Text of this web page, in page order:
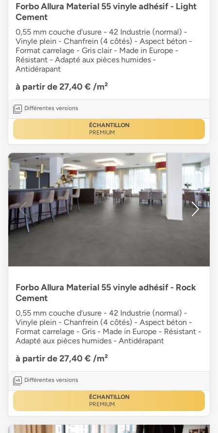
Forbo Allura Material 55 vinyle adhésif - Light
Cement
0,55 mm couche d'usure - 42 Industrie (normal) -
Vinyle plein - Chanfrein (4 côtés) - Aspect béton -
Format carrelage - Gris clair - Made in Europe -
Résistant - Adapté aux pièces humides -
Antidérapant
à partir de 27,40 € /m²
Différentes versions
ÉCHANTILLON
PREMIUM
Forbo Allura Material 55 vinyle adhésif - Rock
Cement
0,55 mm couche d'usure - 42 Industrie (normal) -
Vinyle plein - Chanfrein (4 côtés) - Aspect béton -
Format carrelage - Gris - Made in Europe - Résistant -
Adapté aux pièces humides - Antidérapant
à partir de 27,40 € /m²
Différentes versions
ÉCHANTILLON
PREMIUM